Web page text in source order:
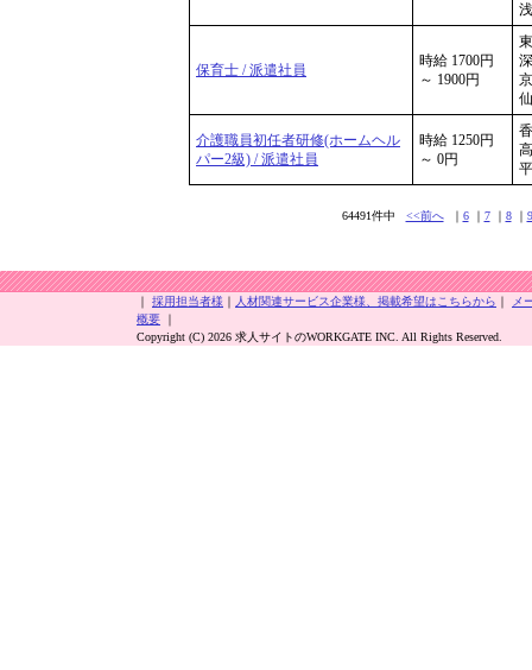
保育士 / 派遣社員
時給 1700円
～ 1900円
介護職員初任者研修(ホームヘル
パー2級) / 派遣社員
時給 1250円
～ 0円
64491件中 <<前へ｜ 6｜ 7｜ 8｜ 9
｜ 採用担当者様 ｜ 人材関連サービス企業様、掲載希望はこちらから ｜
メ
概要 ｜
Copyright (C) 2026 求人サイトのWORKGATE INC. All Rights Reserved.